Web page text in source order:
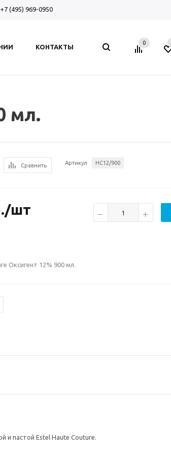
+7 (495) 969-0950
КОНТАКТЫ
0
мл.
Сравнить Артикул HC12/900
/шт
Оксигент 12% 900 мл.
и пастой Estel Haute Couture.